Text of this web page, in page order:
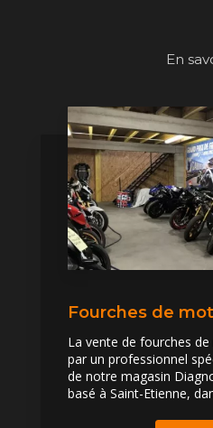
En
Fourches de
La vente de fourches
par un professionnel
de notre magasin
basé à Saint-Etienne,